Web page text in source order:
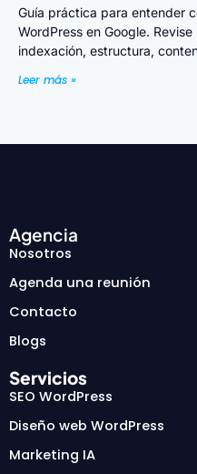
Guía práctica para entender
WordPress en Google.
indexación, estructura,
Leer más »
Agencia
Nosotros
Agenda una reunión
Contacto
Blogs
Servicios
SEO WordPress
Diseño web WordPress
Marketing IA